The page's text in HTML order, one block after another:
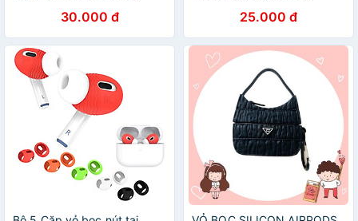
Chính Hãng30.000 đ
Hàng chính hãng
25.000 đ